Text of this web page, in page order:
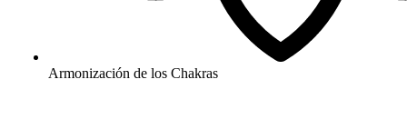
Armonización de los Chakras